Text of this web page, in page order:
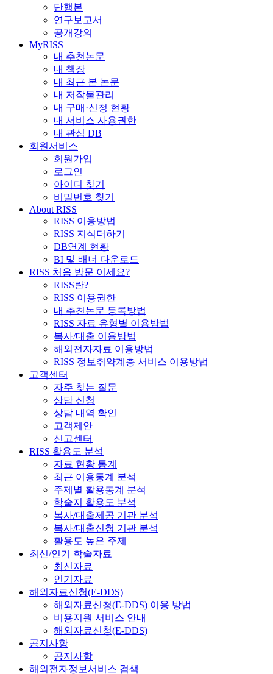
단행본
연구보고서
공개강의
MyRISS
내 추천논문
내 책장
내 최근 본 논문
내 저작물관리
내 구매·신청 현황
내 서비스 사용권한
내 관심 DB
회원서비스
회원가입
로그인
아이디 찾기
비밀번호 찾기
About RISS
RISS 이용방법
RISS 지식더하기
DB연계 현황
BI 및 배너 다운로드
RISS 처음 방문 이세요?
RISS란?
RISS 이용권한
내 추천논문 등록방법
RISS 자료 유형별 이용방법
복사/대출 이용방법
해외전자자료 이용방법
RISS 정보취약계층 서비스 이용방법
고객센터
자주 찾는 질문
상담 신청
상담 내역 확인
고객제안
신고센터
RISS 활용도 분석
자료 현황 통계
최근 이용통계 분석
주제별 활용통계 분석
학술지 활용도 분석
복사/대출제공 기관 분석
복사/대출신청 기관 분석
활용도 높은 주제
최신/인기 학술자료
최신자료
인기자료
해외자료신청(E-DDS)
해외자료신청(E-DDS) 이용 방법
비용지원 서비스 안내
해외자료신청(E-DDS)
공지사항
공지사항
해외전자정보서비스 검색